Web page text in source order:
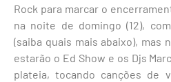
Rock para marcar o
na noite de domingo (12),
(saiba quais mais abaixo), mas
estarão o Ed Show e os Djs
plateia, tocando canções de